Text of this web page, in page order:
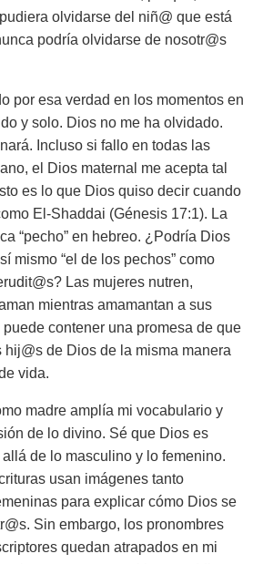
olvidarse del niñ@ que está
podría olvidarse de nosotr@s
por esa verdad en los momentos en
y solo. Dios no me ha olvidado.
Incluso si fallo en todas las
el Dios maternal me acepta tal
es lo que Dios quiso decir cuando
El-Shaddai (Génesis 17:1). La
“pecho” en hebreo. ¿Podría Dios
mismo “el de los pechos” como
Las mujeres nutren,
mientras amamantan a sus
contener una promesa de que
hij@s de Dios de la misma manera
vida.
madre amplía mi vocabulario y
de lo divino. Sé que Dios es
de lo masculino y lo femenino.
usan imágenes tanto
para explicar cómo Dios se
Sin embargo, los pronombres
quedan atrapados en mi